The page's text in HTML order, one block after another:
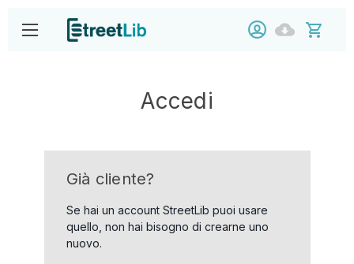
Accedi
Già cliente?
Se hai un account StreetLib puoi usare
quello, non hai bisogno di crearne uno
nuovo.